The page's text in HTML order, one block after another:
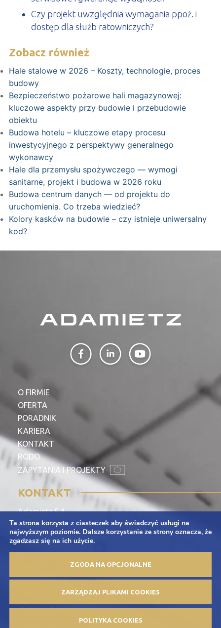
Czy projekt uwzględnia wymagania ppoż. i
dostęp dla służb ratowniczych?
Zobacz również
Hale stalowe w 2026 – Koszty, technologie, proces
budowy
Bezpieczeństwo pożarowe hali magazynowej:
kluczowe aspekty przy budowie i przebudowie
obiektu
Budowa hotelu – kluczowe etapy procesu
inwestycyjnego z perspektywy generalnego
wykonawcy
Hale dla przemysłu spożywczego — wymogi
sanitarne, projekt i budowa w 2026 roku
Budowa centrum danych — od projektu do
uruchomienia. Co trzeba wiedzieć?
Kolory kasków na budowie – czy istnieje uniwersalny
kod?
O FIRMIE
OFERTA
PORADNIK
KARIERA
KONTAKT
RODO
ZAPYTANIA I PROJEKTY
KONTAKT
Adamietz S.A.
ul. Braci Prankel 1
47-100 Strzelce Opolskie
+48 77 463 00 65
Polityka Prywatności
Ta strona korzysta z ciasteczek aby świadczyć usługi na
najwyższym poziomie. Dalsze korzystanie ze strony oznacza, że
zgadzasz się na ich użycie.
ZGODA NA OPCJONALNE
ZARZĄDZAJ PLIKAMI COOKIES
POLITYKA COOKIES